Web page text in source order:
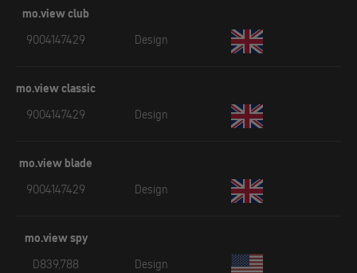
mo.view club
9004147429
Design
mo.view classic
9004147429
Design
mo.view blade
9004147429
Design
mo.view spy
D839,788
Design